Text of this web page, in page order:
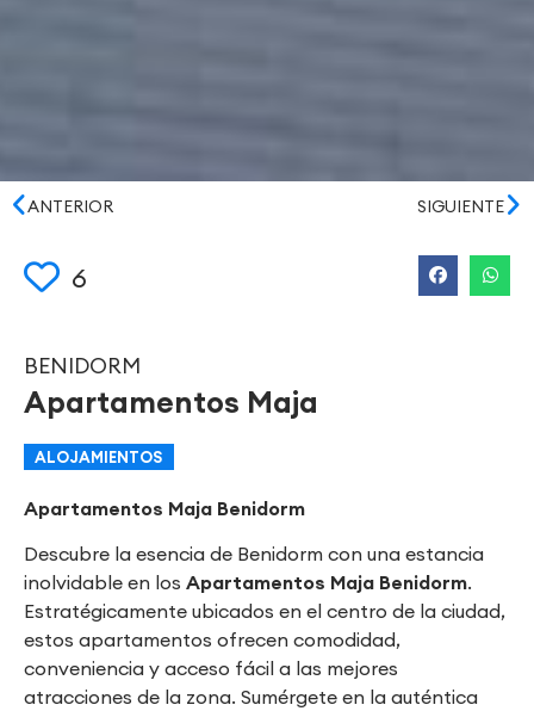
ANTERIOR SIGUIENTE
6
BENIDORM
Apartamentos Maja
ALOJAMIENTOS
Apartamentos Maja Benidorm
Descubre la esencia de Benidorm con una estancia
inolvidable en los Apartamentos Maja Benidorm.
Estratégicamente ubicados en el centro de la ciudad,
estos apartamentos ofrecen comodidad,
conveniencia y acceso fácil a las mejores
atracciones de la zona. Sumérgete en la auténtica